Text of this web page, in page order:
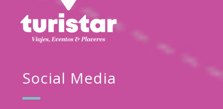
Social Media